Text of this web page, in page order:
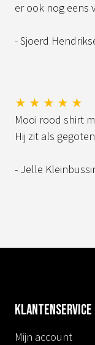
er ook nog eens
- Sjoerd
★ ★ ★ ★ ★
Mooi rood shirt
Hij zit als
- Jelle
Klantenservice
Mijn account